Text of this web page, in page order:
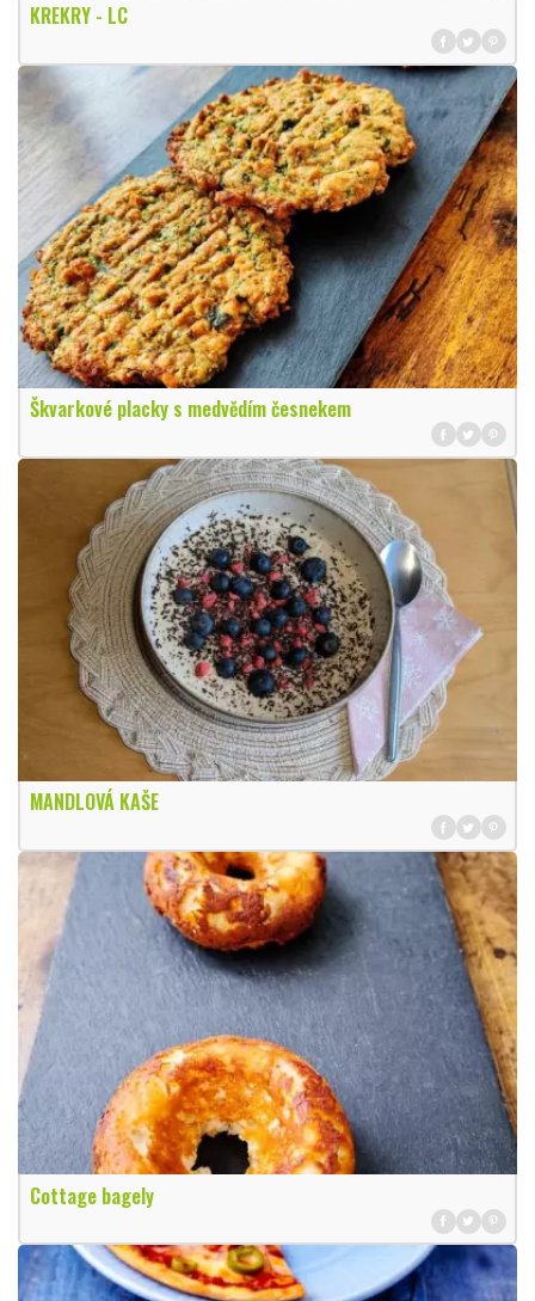
KREKRY - LC
Škvarkové placky s medvědím česnekem
MANDLOVÁ KAŠE
Cottage bagely